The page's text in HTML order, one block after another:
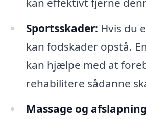
Sportsskader: Hvis du
kan fodskader opstå.
kan hjælpe med at
rehabilitere sådanne
Massage og